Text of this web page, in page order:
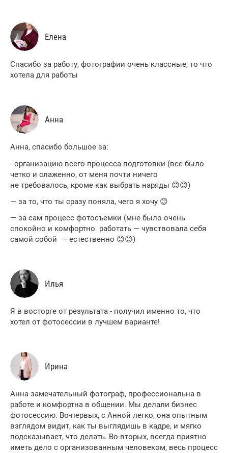
Елена
Спасибо за работу, фотографии очень классные, то что
хотела для работы
Анна
Анна, спасибо большое за:
- организацию всего процесса подготовки (все было
четко и слаженно, от меня почти ничего
не требовалось, кроме как выбрать наряды 😊😊)
— за то, что ты сразу поняла, чего я хочу 😊
— за сам процесс фотосъемки (мне было очень
спокойно и комфортно работать — чувствовала себя
самой собой — естественно 😊😊)
Илья
Я в восторге от результата - получил именно то, что
хотел от фотосессии в лучшем варианте!
Ирина
Анна замечательный фотограф, профессиональна в
работе и комфортна в общении. Мы делали бизнес
фотосессию. Во-первых, с Анной легко, она опытным
взглядом видит, как ты выглядишь в кадре, и мягко
подсказывает, что делать. Во-вторых, всегда приятно
иметь дело с организованным человеком, весь процесс